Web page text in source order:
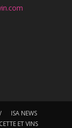
ISA NEWS
ET VINS